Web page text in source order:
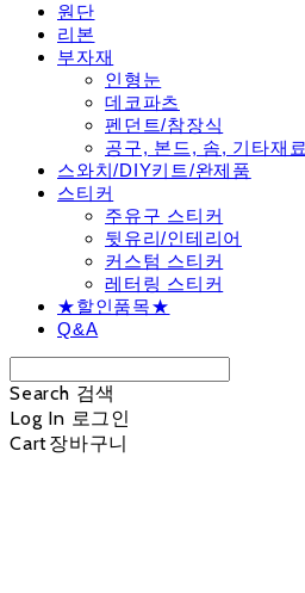
원단
리본
부자재
인형눈
데코파츠
펜던트/참장식
공구, 본드, 솜, 기타재료
스와치/DIY키트/완제품
스티커
주유구 스티커
뒷유리/인테리어
커스텀 스티커
레터링 스티커
★할인품목★
Q&A
Search 검색
Log In 로그인
Cart장바구니